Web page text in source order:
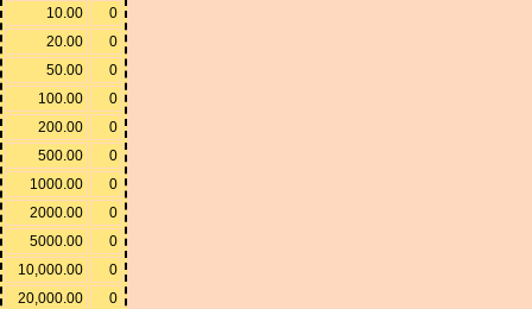
10.00
0
20.00
0
50.00
0
100.00
0
200.00
0
500.00
0
1000.00
0
2000.00
0
5000.00
0
10,000.00
0
20,000.00
0